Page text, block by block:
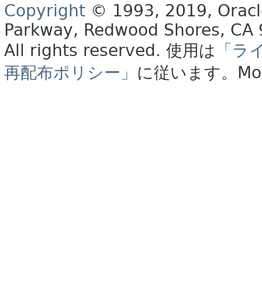
Copyright © 1993, 2019,
Parkway, Redwood Shores, CA
All rights reserved. 使用は 「ラ
再配布ポリシー」 に従います。